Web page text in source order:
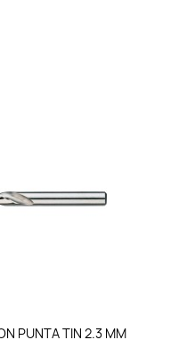
PUNTA TIN 2.3 MM